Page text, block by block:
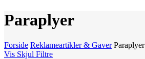
Paraplyer
Forside Reklameartikler & Gaver Paraplyer
Vis Skjul Filtre